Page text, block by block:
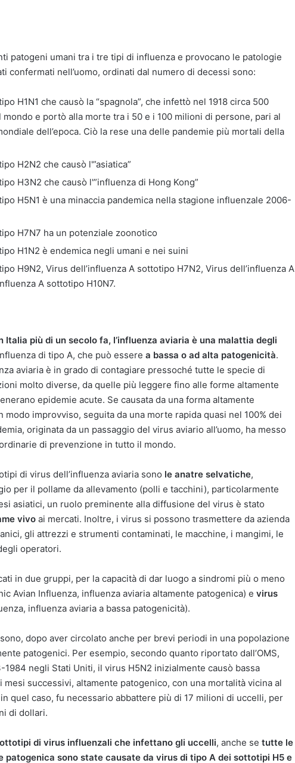
patogeni umani tra i tre tipi di influenza e provocano le patologie
confermati nell’uomo, ordinati dal numero di decessi sono:
H1N1 che causò la “spagnola”, che infettò nel 1918 circa 500
e portò alla morte tra i 50 e i 100 milioni di persone, pari al
dell’epoca. Ciò la rese una delle pandemie più mortali della
H2N2 che causò l'”asiatica”
H3N2 che causò l'”influenza di Hong Kong”
H5N1 è una minaccia pandemica nella stagione influenzale 2006-
H7N7 ha un potenziale zoonotico
H1N2 è endemica negli umani e nei suini
H9N2, Virus dell’influenza A sottotipo H7N2, Virus dell’influenza A
A sottotipo H10N7.
più di un secolo fa, l’influenza aviaria è una malattia degli
di tipo A, che può essere a bassa o ad alta patogenicità.
aviaria è in grado di contagiare pressoché tutte le specie di
molto diverse, da quelle più leggere fino alle forme altamente
epidemie acute. Se causata da una forma altamente
modo improvviso, seguita da una morte rapida quasi nel 100% dei
originata da un passaggio del virus aviario all’uomo, ha messo
di prevenzione in tutto il mondo.
di virus dell’influenza aviaria sono le anatre selvatiche,
per il pollame da allevamento (polli e tacchini), particolarmente
asiatici, un ruolo preminente alla diffusione del virus è stato
vivo ai mercati. Inoltre, i virus si possono trasmettere da azienda
gli attrezzi e strumenti contaminati, le macchine, i mangimi, le
operatori.
in due gruppi, per la capacità di dar luogo a sindromi più o meno
Avian Influenza, influenza aviaria altamente patogenica) e virus
influenza aviaria a bassa patogenicità).
dopo aver circolato anche per brevi periodi in una popolazione
patogenici. Per esempio, secondo quanto riportato dall’OMS,
1984 negli Stati Uniti, il virus H5N2 inizialmente causò bassa
successivi, altamente patogenico, con una mortalità vicina al
quel caso, fu necessario abbattere più di 17 milioni di uccelli, per
di dollari.
di virus influenzali che infettano gli uccelli, anche se tutte le
patogenica sono state causate da virus di tipo A dei sottotipi H5 e